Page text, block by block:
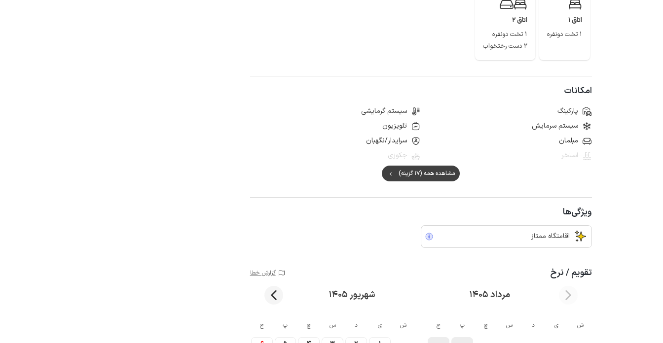
اتاق 1
1 تخت دونفره
اتاق 2
1 تخت دونفره
2 دست رختخواب
امکانات
پارکینگ
سیستم گرمایشی
سیستم سرمایش
تلویزیون
مبلمان
سرایدار/نگهبان
استخر
جکوزی
مشاهده همه (17 گزینه)
ویژگی‌ها
اقامتگاه ممتاز
تقویم / نرخ گزارش خطا
مرداد 1405 شهریور 1405
ش ی د س چ پ ج ش ی د س چ پ ج